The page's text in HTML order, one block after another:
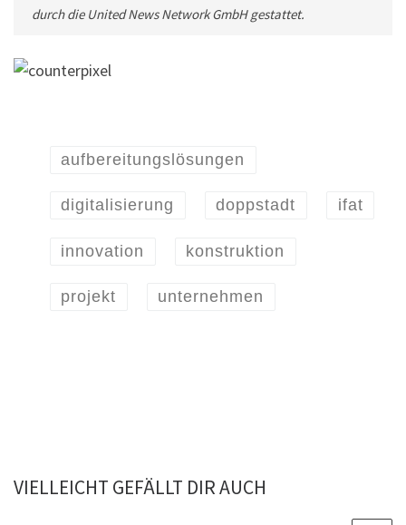
durch die United News Network GmbH gestattet.
aufbereitungslösungen
digitalisierung doppstadt ifat
innovation konstruktion
projekt unternehmen
VIELLEICHT GEFÄLLT DIR AUCH